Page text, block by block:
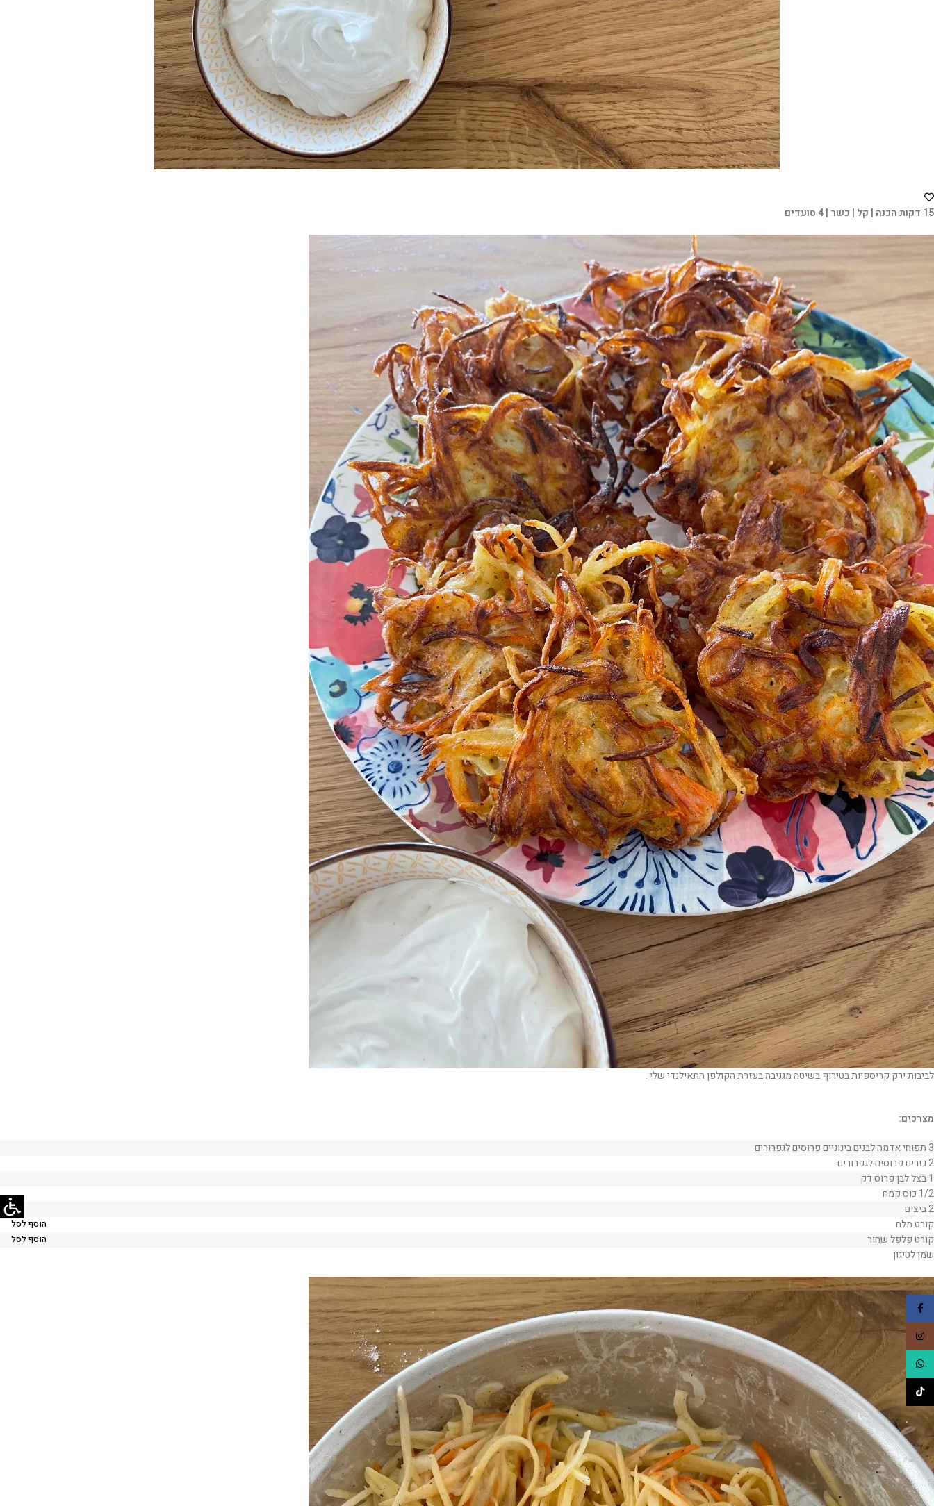
15 דקות הכנה | קל | כשר | 4 סועדים
לביבות ירק קריספיות בטירוף בשיטה מגניבה בעזרת הקולפן התאילנדי שלי .
מצרכים:
3 תפוחי אדמה לבנים בינוניים פרוסים לגפרורים
2 גזרים פרוסים לגפרורים
1 בצל לבן פרוס דק
1/2 כוס קמח
2 ביצים
קורט מלח
הוסף לסל
קורט פלפל שחור הוסף לסל
שמן לטיגון
Facebook
Instagram
WhatsApp
TikTok